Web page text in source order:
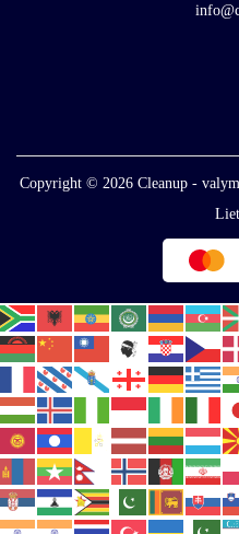
Copyright © 2026 Cleanup -